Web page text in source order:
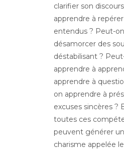
clarifier son
apprendre à
entendus ? Peut-
désamorcer des
déstabilisant ?
apprendre à
apprendre à
on apprendre à
excuses sincères ?
toutes ces
peuvent générer
charisme appelée